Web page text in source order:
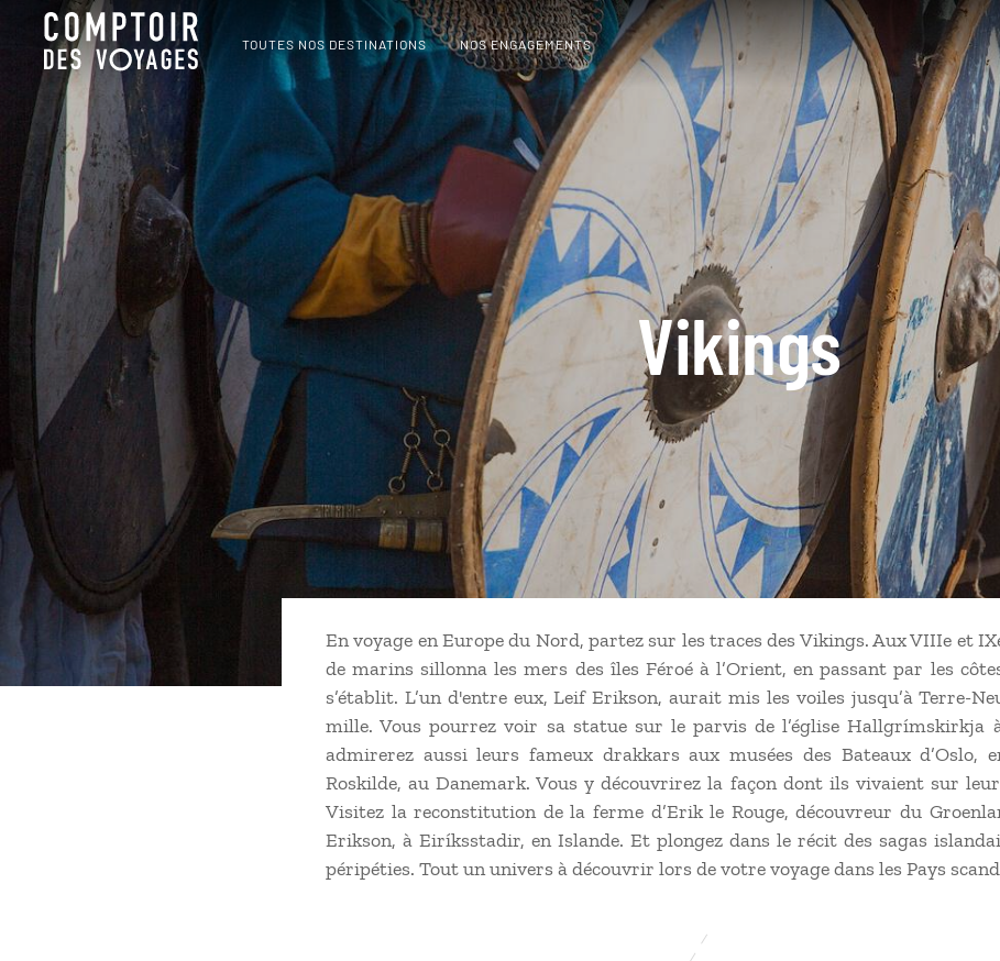
TOUTES NOS DESTINATIONS NOS ENGAGEMENTS
Vikings
En voyage en Europe du Nord, partez sur les traces des Vikings. Aux VIIIe et
de marins sillonna les mers des îles Féroé à l’Orient, en passant par les
s’établit. L’un d'entre eux, Leif Erikson, aurait mis les voiles jusqu’à Terre-
mille. Vous pourrez voir sa statue sur le parvis de l’église Hallgrímskirkja
admirerez aussi leurs fameux drakkars aux musées des Bateaux d’Oslo,
Roskilde, au Danemark. Vous y découvrirez la façon dont ils vivaient sur
Visitez la reconstitution de la ferme d’Erik le Rouge, découvreur du
Erikson, à Eiríksstadir, en Islande. Et plongez dans le récit des sagas
péripéties. Tout un univers à découvrir lors de votre voyage dans les Pays